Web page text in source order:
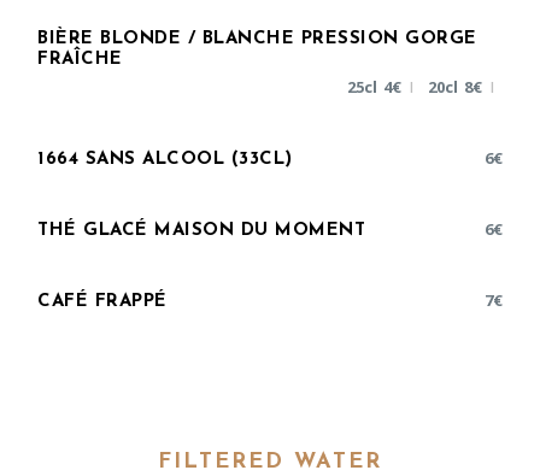
BIÈRE BLONDE / BLANCHE PRESSION GORGE
FRAÎCHE
25cl 4€ | 20cl 8€ |
1664 SANS ALCOOL (33CL) 6€
THÉ GLACÉ MAISON DU MOMENT 6€
CAFÉ FRAPPÉ 7€
FILTERED WATER